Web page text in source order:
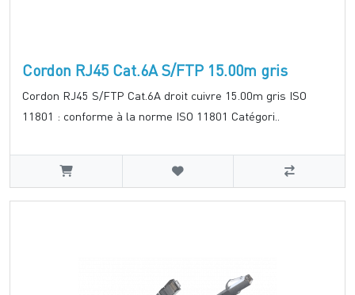
Cordon RJ45 Cat.6A S/FTP 15.00m gris
Cordon RJ45 S/FTP Cat.6A droit cuivre 15.00m gris ISO
11801 : conforme à la norme ISO 11801 Catégori..